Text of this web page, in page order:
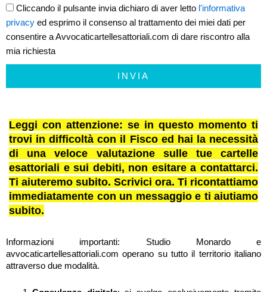
Cliccando il pulsante invia dichiaro di aver letto l'informativa
privacy ed esprimo il consenso al trattamento dei miei dati per
consentire a Avvocaticartellesattoriali.com di dare riscontro alla
mia richiesta
INVIA
Leggi con attenzione: se in questo momento ti
trovi in difficoltà con il Fisco ed hai la necessità
di una veloce valutazione sulle tue cartelle
esattoriali e sui debiti, non esitare a contattarci.
Ti aiuteremo subito. Scrivici ora. Ti ricontattiamo
immediatamente con un messaggio e ti aiutiamo
subito.
Informazioni importanti: Studio Monardo e
avvocaticartellesattoriali.com operano su tutto il territorio italiano
attraverso due modalità.